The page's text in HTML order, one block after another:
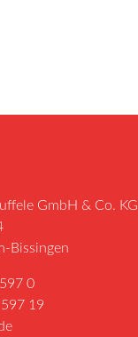
GmbH & Co. KG
Bissingen
0
19